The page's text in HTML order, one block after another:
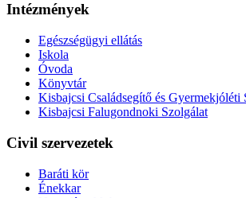
Intézmények
Egészségügyi ellátás
Iskola
Óvoda
Könyvtár
Kisbajcsi Családsegítő és Gyermekjóléti
Kisbajcsi Falugondnoki Szolgálat
Civil szervezetek
Baráti kör
Énekkar